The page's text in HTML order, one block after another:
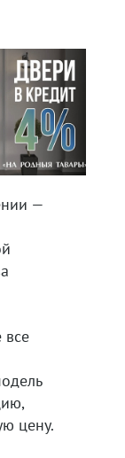
—
все
цену.